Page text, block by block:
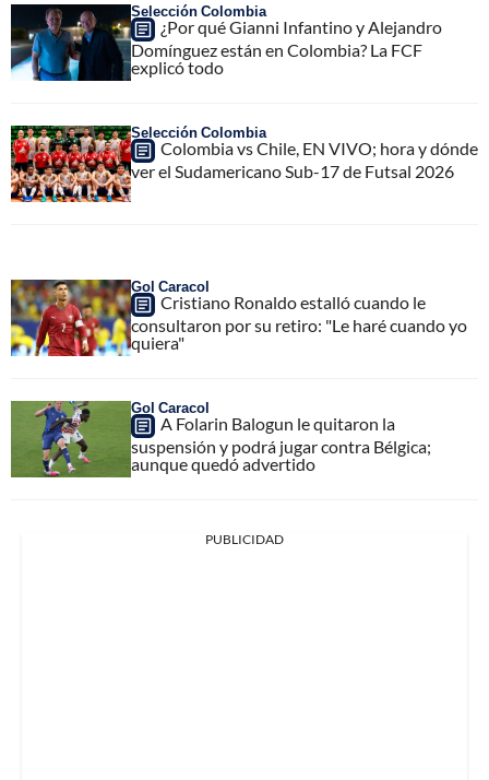
Selección Colombia
¿Por qué Gianni Infantino y Alejandro
Domínguez están en Colombia? La FCF
explicó todo
Selección Colombia
Colombia vs Chile, EN VIVO; hora y dónde
ver el Sudamericano Sub-17 de Futsal 2026
Gol Caracol
Cristiano Ronaldo estalló cuando le
consultaron por su retiro: "Le haré cuando yo
quiera"
Gol Caracol
A Folarin Balogun le quitaron la
suspensión y podrá jugar contra Bélgica;
aunque quedó advertido
PUBLICIDAD